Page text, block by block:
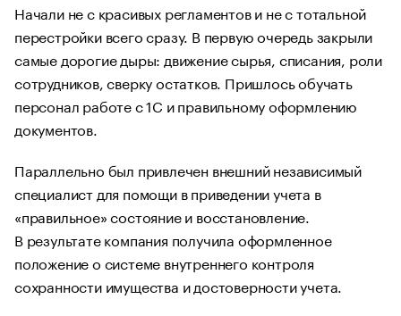
Начали не с красивых регламентов и не с тотальной
перестройки всего сразу. В первую очередь закрыли
самые дорогие дыры: движение сырья, списания, роли
сотрудников, сверку остатков. Пришлось обучать
персонал работе с 1С и правильному оформлению
документов.
Параллельно был привлечен внешний независимый
специалист для помощи в приведении учета в
«правильное» состояние и восстановление.
В результате компания получила оформленное
положение о системе внутреннего контроля
сохранности имущества и достоверности учета.